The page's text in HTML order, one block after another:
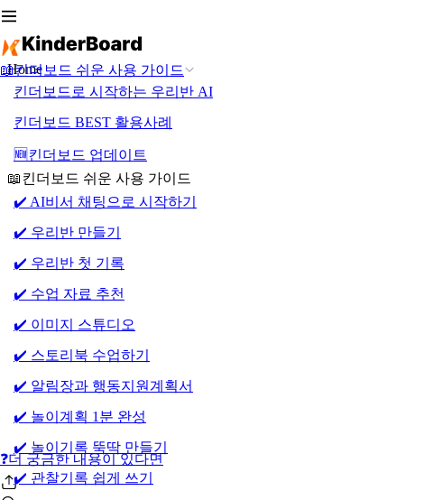
📖킨더보드 쉬운 사용 가이드
❓더 궁금한 내용이 있다면
Home
킨더보드로 시작하는 우리반 AI
킨더보드 BEST 활용사례
🆕킨더보드 업데이트
📖킨더보드 쉬운 사용 가이드
✔️ AI비서 채팅으로 시작하기
✔️ 우리반 만들기
✔️ 우리반 첫 기록
✔️ 수업 자료 추천
✔️ 이미지 스튜디오
✔️ 스토리북 수업하기
✔️ 알림장과 행동지원계획서
✔️ 놀이계획 1분 완성
✔️ 놀이기록 뚝딱 만들기
✔️ 관찰기록 쉽게 쓰기